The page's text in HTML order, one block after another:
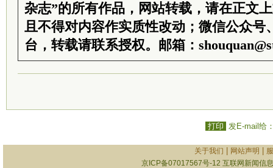
杂志”的所有作品，网站转载，请在正文
且不得对内容作实质性改动；微信公众号
台，转载请联系授权。邮箱：
打印 发E-mail给
关于我们 网站声明
京ICP备07017567号-12 互联网新闻信